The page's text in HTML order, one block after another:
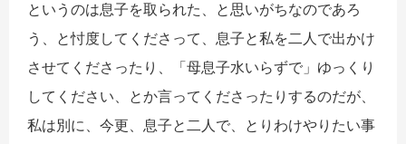
というのは息子を取られた、と思いがちなのであろ
う、と忖度してくださって、息子と私を二人で出かけ
させてくださったり、「母息子水いらずで」ゆっくり
してください、とか言ってくださったりするのだが、
私は別に、今更、息子と二人で、とりわけやりたい事